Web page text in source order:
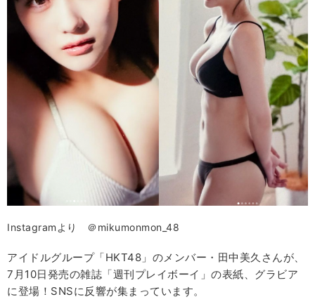
Instagramより ＠mikumonmon_48
アイドルグループ「HKT48」のメンバー・田中美久さんが、
7月10日発売の雑誌「週刊プレイボーイ」の表紙、グラビア
に登場！SNSに反響が集まっています。